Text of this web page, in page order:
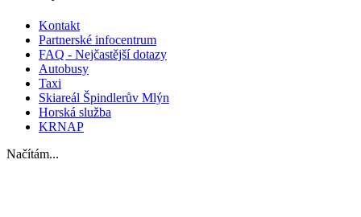
Kontakt
Partnerské infocentrum
FAQ - Nejčastější dotazy
Autobusy
Taxi
Skiareál Špindlerův Mlýn
Horská služba
KRNAP
Načítám...